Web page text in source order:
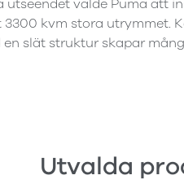
utseendet valde Puma att
3300 kvm stora utrymmet.
slät struktur skapar
Utvalda